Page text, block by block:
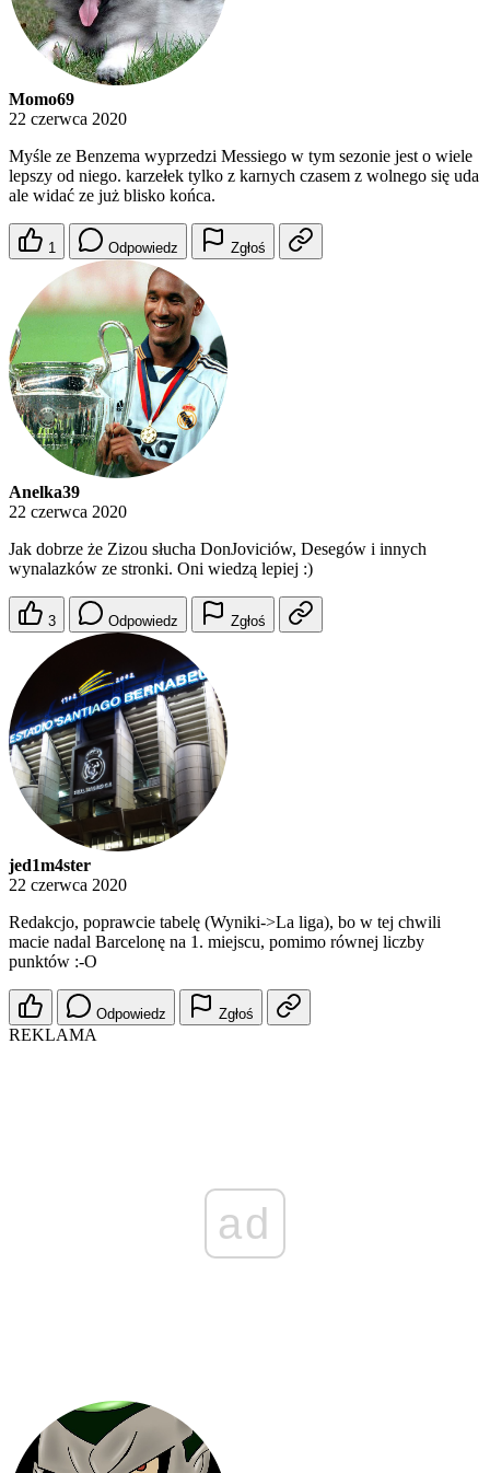
Momo69
22 czerwca 2020
Myśle ze Benzema wyprzedzi Messiego w tym sezonie jest o wiele
lepszy od niego. karzełek tylko z karnych czasem z wolnego się uda
ale widać ze już blisko końca.
1 Odpowiedz Zgłoś
Anelka39
22 czerwca 2020
Jak dobrze że Zizou słucha DonJoviciów, Desegów i innych
wynalazków ze stronki. Oni wiedzą lepiej :)
3 Odpowiedz Zgłoś
jed1m4ster
22 czerwca 2020
Redakcjo, poprawcie tabelę (Wyniki->La liga), bo w tej chwili
macie nadal Barcelonę na 1. miejscu, pomimo równej liczby
punktów :-O
Odpowiedz Zgłoś
REKLAMA
ad